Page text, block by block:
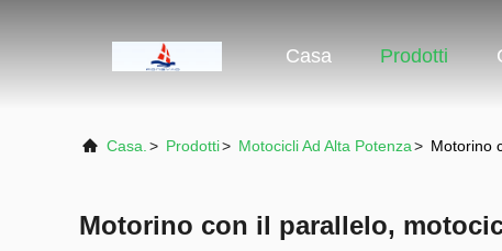
Casa Prodotti
Casa. > Prodotti> Motocicli Ad Alta Potenza> Motorino
Motorino con il parallelo,